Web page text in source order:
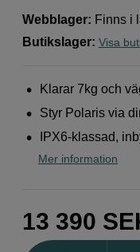
Webblager: Finns i
Butikslager: Visa
Klarar 7kg och
Styr Polaris via
IPX6-klassad,
Mer information
13 390